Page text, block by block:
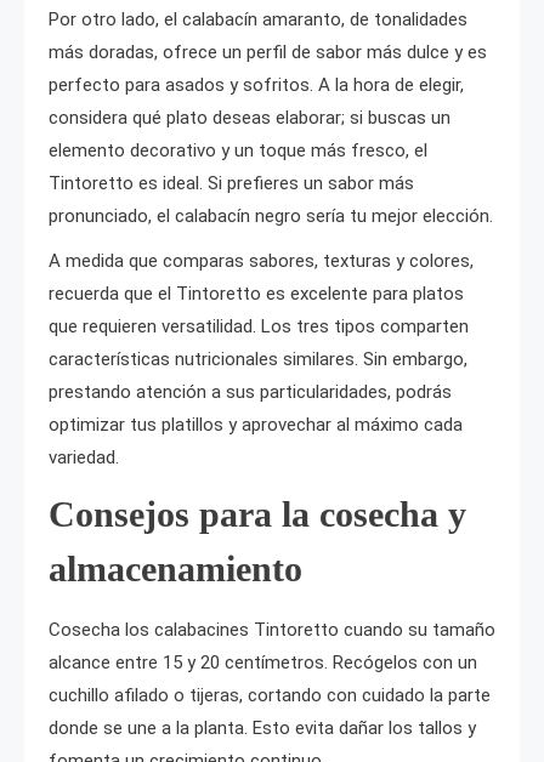
Por otro lado, el calabacín amaranto, de tonalidades
más doradas, ofrece un perfil de sabor más dulce y es
perfecto para asados y sofritos. A la hora de elegir,
considera qué plato deseas elaborar; si buscas un
elemento decorativo y un toque más fresco, el
Tintoretto es ideal. Si prefieres un sabor más
pronunciado, el calabacín negro sería tu mejor elección.
A medida que comparas sabores, texturas y colores,
recuerda que el Tintoretto es excelente para platos
que requieren versatilidad. Los tres tipos comparten
características nutricionales similares. Sin embargo,
prestando atención a sus particularidades, podrás
optimizar tus platillos y aprovechar al máximo cada
variedad.
Consejos para la cosecha y
almacenamiento
Cosecha los calabacines Tintoretto cuando su tamaño
alcance entre 15 y 20 centímetros. Recógelos con un
cuchillo afilado o tijeras, cortando con cuidado la parte
donde se une a la planta. Esto evita dañar los tallos y